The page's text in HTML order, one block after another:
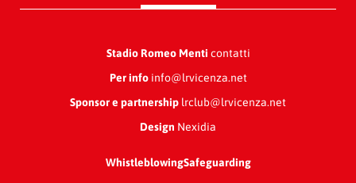
Stadio Romeo Menti contatti
Per infoinfo@lrvicenza.net
Sponsor e partnership lrclub@lrvicenza.net
Design Nexidia
WhistleblowingSafeguarding